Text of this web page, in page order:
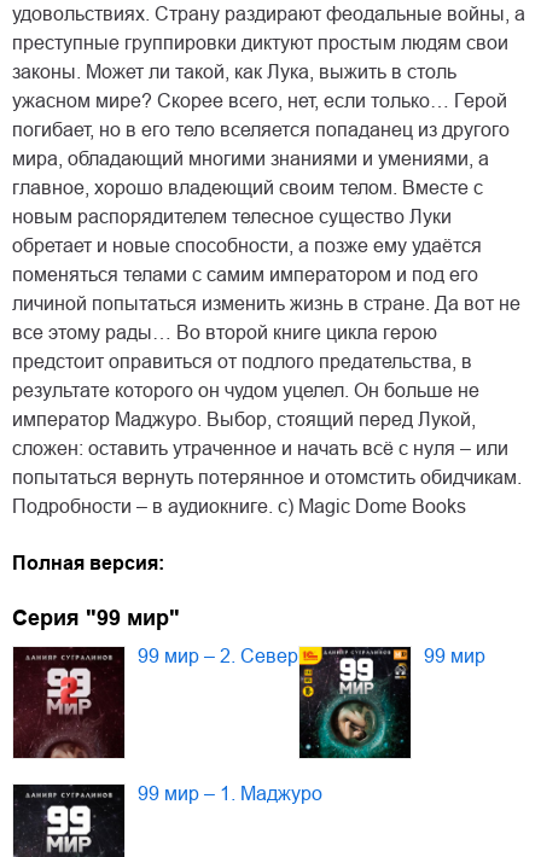
удовольствиях. Страну раздирают феодальные войны, а
преступные группировки диктуют простым людям свои
законы. Может ли такой, как Лука, выжить в столь
ужасном мире? Скорее всего, нет, если только… Герой
погибает, но в его тело вселяется попаданец из другого
мира, обладающий многими знаниями и умениями, а
главное, хорошо владеющий своим телом. Вместе с
новым распорядителем телесное существо Луки
обретает и новые способности, а позже ему удаётся
поменяться телами с самим императором и под его
личиной попытаться изменить жизнь в стране. Да вот не
все этому рады… Во второй книге цикла герою
предстоит оправиться от подлого предательства, в
результате которого он чудом уцелел. Он больше не
император Маджуро. Выбор, стоящий перед Лукой,
сложен: оставить утраченное и начать всё с нуля – или
попытаться вернуть потерянное и отомстить обидчикам.
Подробности – в аудиокниге. с) Magic Dome Books
Полная версия:
Серия "99 мир"
99 мир – 2. Север 99 мир
99 мир – 1. Маджуро